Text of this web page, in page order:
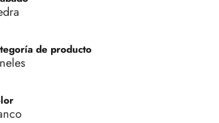
de producto